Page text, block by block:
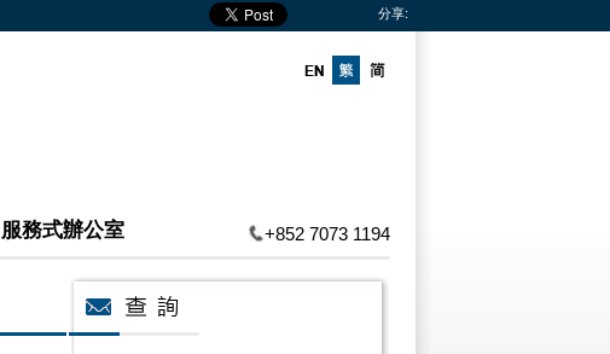
分享:
服務式辦公室 +852 7073 1194